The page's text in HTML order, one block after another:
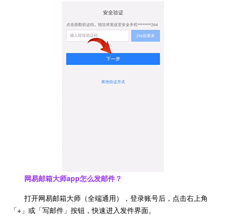
网易邮箱大师app怎么发邮件？
打开网易邮箱大师（全端通用），登录账号后，点击右上角
「+」或「写邮件」按钮，快速进入发件界面。